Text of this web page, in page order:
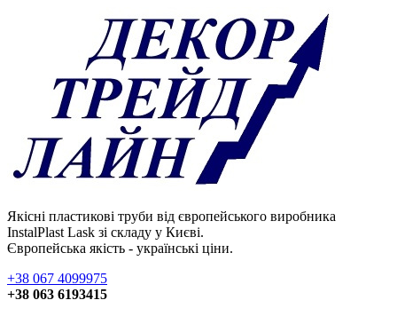
Якісні пластикові труби від європейського виробника
InstalPlast Lask зі складу у Києві.
Європейська якість - українські ціни.
+38 067 4099975
+38 063 6193415